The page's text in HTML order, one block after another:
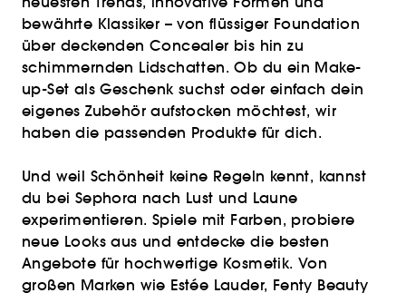
bewährte Klassiker – von flüssiger Foundation
über deckenden Concealer bis hin zu
schimmernden Lidschatten. Ob du ein Make-
up-Set als Geschenk suchst oder einfach dein
eigenes Zubehör aufstocken möchtest, wir
haben die passenden Produkte für dich.
Und weil Schönheit keine Regeln kennt, kannst
du bei Sephora nach Lust und Laune
experimentieren. Spiele mit Farben, probiere
neue Looks aus und entdecke die besten
Angebote für hochwertige Kosmetik. Von
großen Marken wie Estée Lauder, Fenty Beauty